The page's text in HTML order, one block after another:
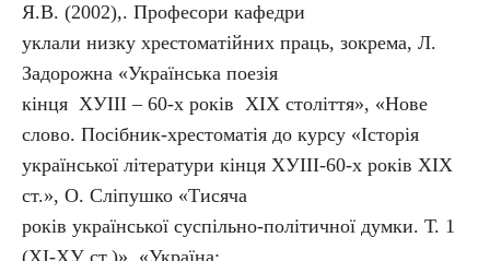
Я.В. (2002),. Професори кафедри
уклали низку хрестоматійних праць, зокрема, Л.
Задорожна «Українська поезія
кінця ХУІІІ – 60-х років ХІХ століття», «Нове
слово. Посібник-хрестоматія до курсу «Історія
української літератури кінця ХУІІІ-60-х років ХІХ
ст.», О. Сліпушко «Тисяча
років української суспільно-політичної думки. Т. 1
(ХІ-ХУ ст.)», «Україна: